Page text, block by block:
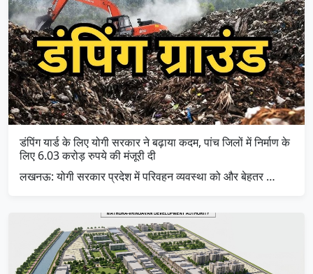
डंपिंग यार्ड के लिए योगी सरकार ने बढ़ाया कदम, पांच जिलों में निर्माण के
लिए 6.03 करोड़ रुपये की मंजूरी दी
लखनऊ: योगी सरकार प्रदेश में परिवहन व्यवस्था को और बेहतर …